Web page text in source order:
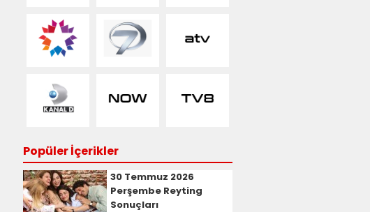
Popüler İçerikler
30 Temmuz 2026
Perşembe Reyting
Sonuçları